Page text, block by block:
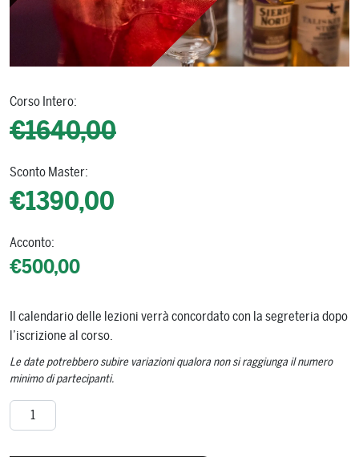
Corso Intero:
€1640,00
Sconto Master:
€1390,00
Acconto:
€500,00
Il calendario delle lezioni verrà concordato con la segreteria dopo
l’iscrizione al corso.
Le date potrebbero subire variazioni qualora non si raggiunga il numero
minimo di partecipanti.
Master Spirits quantity